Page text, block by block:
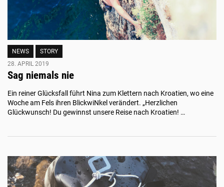
NEWS
STORY
28. APRIL 2019
Sag niemals nie
Ein reiner Glücksfall führt Nina zum Klettern nach Kroatien, wo eine
Woche am Fels ihren BlickwiNkel verändert. „Herzlichen
Glückwunsch! Du gewinnst unsere Reise nach Kroatien! …